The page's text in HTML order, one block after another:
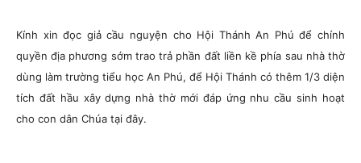
Kính xin đọc giả cầu nguyện cho Hội Thánh An Phú để chính
quyền địa phương sớm trao trả phần đất liền kề phía sau nhà thờ
dùng làm trường tiểu học An Phú, để Hội Thánh có thêm 1/3 diện
tích đất hầu xây dựng nhà thờ mới đáp ứng nhu cầu sinh hoạt
cho con dân Chúa tại đây.